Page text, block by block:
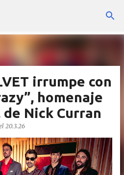
principal
irrumpe con
homenaje
Nick Curran
20.3.26